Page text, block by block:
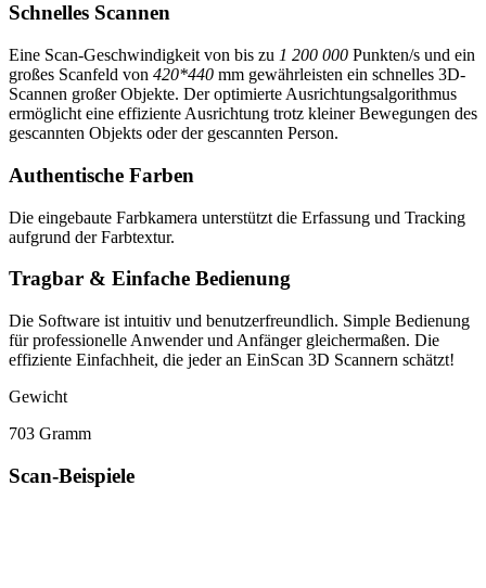
Schnelles Scannen
Eine Scan-Geschwindigkeit von bis zu 1 200 000 Punkten/s und ein
großes Scanfeld von 420*440 mm gewährleisten ein schnelles 3D-
Scannen großer Objekte. Der optimierte Ausrichtungsalgorithmus
ermöglicht eine effiziente Ausrichtung trotz kleiner Bewegungen des
gescannten Objekts oder der gescannten Person.
Authentische Farben
Die eingebaute Farbkamera unterstützt die Erfassung und Tracking
aufgrund der Farbtextur.
Tragbar & Einfache Bedienung
Die Software ist intuitiv und benutzerfreundlich. Simple Bedienung
für professionelle Anwender und Anfänger gleichermaßen. Die
effiziente Einfachheit, die jeder an EinScan 3D Scannern schätzt!
Gewicht
703 Gramm
Scan-Beispiele